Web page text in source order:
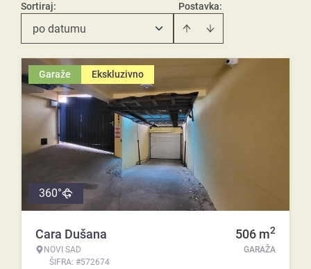
Postavka:
Sortiraj:
po datumu
Garaže Ekskluzivno
360°
Cara Dušana
NOVI SAD
ŠIFRA: #572674
506 m2
GARAŽA